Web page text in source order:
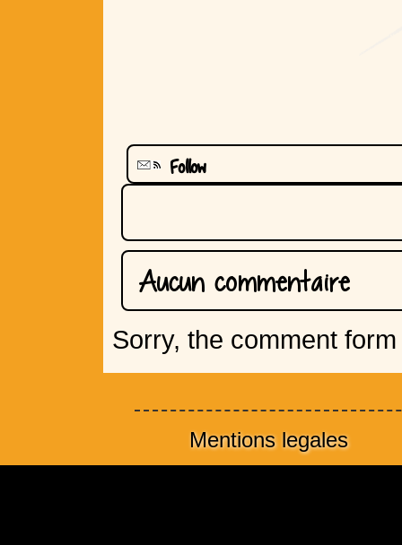
Follow
Aucun commentaire
Sorry, the comment
Mentions legales